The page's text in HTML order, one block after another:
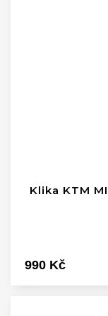
Klika KTM
990 Kč